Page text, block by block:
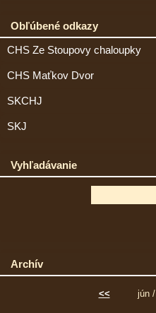
Obľúbené odkazy
CHS Ze Stoupovy chaloupky
CHS Maťkov Dvor
SKCHJ
SKJ
Vyhľadávanie
Archív
<< jún /